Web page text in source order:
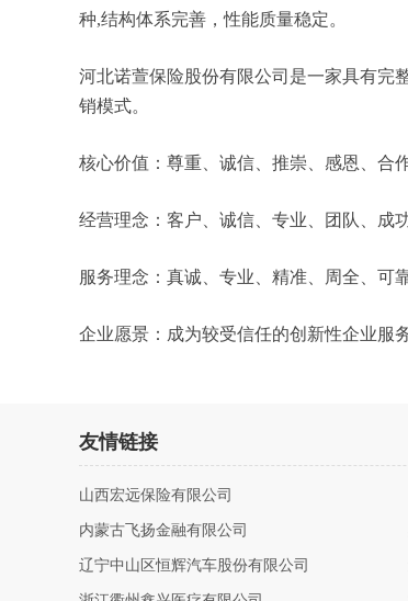
种,结构体系完善，性能质量稳定。
河北诺萱保险股份有限公司是一家具有完
销模式。
核心价值：尊重、诚信、推崇、感恩、合
经营理念：客户、诚信、专业、团队、成
服务理念：真诚、专业、精准、周全、可
企业愿景：成为较受信任的创新性企业服
友情链接
山西宏远保险有限公司
内蒙古飞扬金融有限公司
辽宁中山区恒辉汽车股份有限公司